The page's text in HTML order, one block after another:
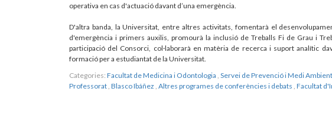
operativa en cas d'actuació davant d’una emergència.
D'altra banda, la Universitat, entre altres activitats, fomentarà el
d'emergència i primers auxilis, promourà la inclusió de Treballs Fi de Grau i
participació del Consorci, col·laborarà en matèria de recerca i suport analític
formació per a estudiantat de la Universitat.
Categories: Facultat de Medicina i Odontologia Servei de Prevenció i Medi Ambient
Professorat Blasco Ibáñez Altres programes de conferències i debats Facultat